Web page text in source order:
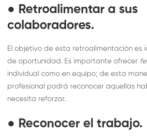
● Retroalimentar a sus
colaboradores.
El objetivo de esta retroalimentación es
de oportunidad. Es importante ofrecer
individual como en equipo; de esta
profesional podrá reconocer aquellas
necesita reforzar.
● Reconocer el trabajo.